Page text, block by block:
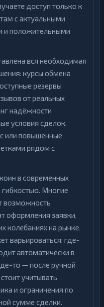
доступ только к
с актуальными
и положительными
вся необходимая
курсы обмена
резервы
от реальных
надёжности
условия сделок,
или повышенные
рядом с
в современных
гибкостью. Многие
возможность
оформления заявки,
колебаниях на рынке.
варьироваться: где-
автоматически в
то — после ручной
учитывать
и ограничения по
сумме сделки.